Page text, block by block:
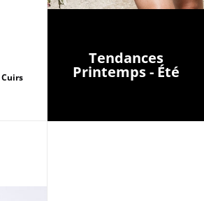
Tendances
Printemps - Été